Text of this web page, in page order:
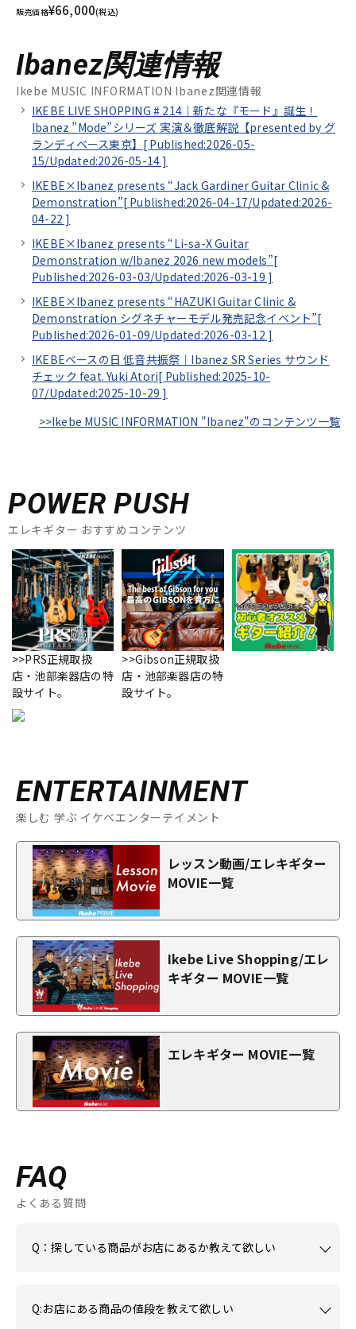
販売価格¥66,000(税込)
Ibanez関連情報
Ikebe MUSIC INFORMATION Ibanez関連情報
IKEBE LIVE SHOPPING # 214｜新たな『モード』誕生！
Ibanez ”Mode”シリーズ 実演＆徹底解説【presented by グ
ランディベース東京】[ Published:2026-05-
15/Updated:2026-05-14 ]
IKEBE×Ibanez presents “Jack Gardiner Guitar Clinic &
Demonstration”[ Published:2026-04-17/Updated:2026-
04-22 ]
IKEBE×Ibanez presents “Li-sa-X Guitar
Demonstration w/Ibanez 2026 new models”[
Published:2026-03-03/Updated:2026-03-19 ]
IKEBE×Ibanez presents “HAZUKI Guitar Clinic &
Demonstration シグネチャーモデル発売記念イベント”[
Published:2026-01-09/Updated:2026-03-12 ]
IKEBEベースの日 低音共振祭｜Ibanez SR Series サウンド
チェック feat. Yuki Atori[ Published:2025-10-
07/Updated:2025-10-29 ]
>>Ikebe MUSIC INFORMATION "Ibanez"のコンテンツ一覧
POWER PUSH
エレキギター おすすめコンテンツ
>>PRS正規取扱
店・池部楽器店の特
設サイト。
>>Gibson正規取扱
店・池部楽器店の特
設サイト。
ENTERTAINMENT
楽しむ 学ぶ イケベエンターテイメント
レッスン動画/エレキギター
MOVIE一覧
Ikebe Live Shopping/エレ
キギター MOVIE一覧
エレキギター MOVIE一覧
FAQ
よくある質問
Q：探している商品がお店にあるか教えて欲しい
Q:お店にある商品の値段を教えて欲しい